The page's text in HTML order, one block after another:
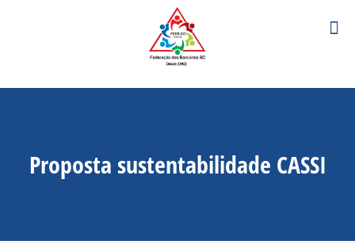
Proposta sustentabilidade CASSI